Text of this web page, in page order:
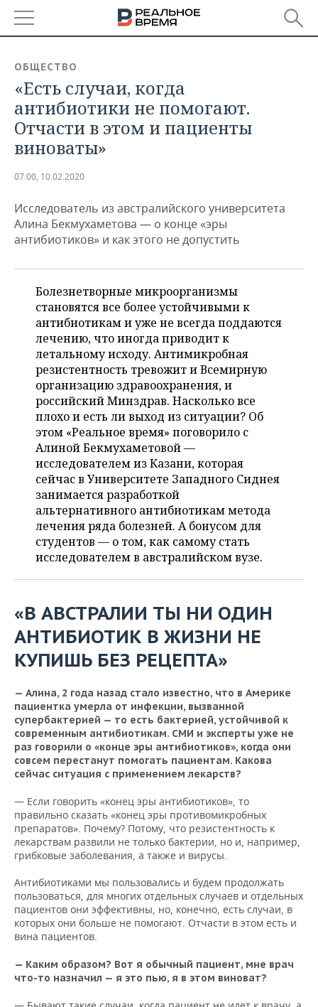
БАШКОРТОСТАН
ТАТАРСТАН
УДМУРТИЯ
НОВОСТИ
АНАЛИТИКА
НОВОСТИ АНАЛИТИКИ
ДЕКЛАРАЦИИ О ДОХОДАХ
КОРОЛИ ГОСЗАКАЗА ПФО
ВУЗЫ ТАТАРСТАНА
ТОРГОВЫЕ ЦЕНТРЫ
ЭКОНОМИКА
НОВОСТИ ЭКОНОМИКИ
ФИНАНСЫ
БАНКИ
ИНВЕСТИЦИИ
ПРОМЫШЛЕННОСТЬ
НОВОСТИ
ПРОМЫШЛЕННОСТИ
МАШИНОСТРОЕНИЕ
НЕФТЕХИМИЯ
НЕФТЬ
ОПК
ЭНЕРГЕТИКА
НЕДВИЖИМОСТЬ
НОВОСТИ НЕДВИЖИМОСТИ
АВТО
НОВОСТИ БИЗНЕСА
РОЗНИЧНАЯ ТОРГОВЛЯ
ТРАНСПОРТ
УСЛУГИ
ТЕХНОЛОГИИ
НОВОСТИ ТЕХНОЛОГИЙ
МЕДИА
ТЕЛЕКОММУНИКАЦИИ
МЕРОПРИЯТИЯ
НОВОСТИ МЕРОПРИЯТИЙ
ВЫЕЗДНАЯ РЕДАКЦИЯ
БИЗНЕС-БРАНЧИ
ONLINE-КОНФЕРЕНЦИИ
ОТКРЫТАЯ ЛЕКЦИЯ
СПОРТ
НОВОСТИ СПОРТА
ФУТБОЛ
ХОККЕЙ
БАСКЕТБОЛ
ВОЛЕЙБОЛ
ФИГУРНОЕ КАТАНИЕ
ВОДНЫЕ ВИДЫ СПОРТА
ОБЩЕСТВО
НОВОСТИ ОБЩЕСТВА
ВЛАСТЬ
ИНФРАСТРУКТУРА
ИСТОРИЯ
МЕДИЦИНА
ОБРАЗОВАНИЕ
ФОТОГАЛЕРЕЯ
СЮЖЕТЫ
СПРАВОЧНИК
СПИСОК ПЕРСОН
ПОЛНАЯ ВЕРСИЯ
ОБЩЕСТВО
«Есть случаи, когда
антибиотики не помогают.
Отчасти в этом и пациенты
виноваты»
07:00, 10.02.2020
Исследователь из австралийского университета
Алина Бекмухаметова — о конце «эры
антибиотиков» и как этого не допустить
Болезнетворные микроорганизмы
становятся все более устойчивыми к
антибиотикам и уже не всегда поддаются
лечению, что иногда приводит к
летальному исходу. Антимикробная
резистентность тревожит и Всемирную
организацию здравоохранения, и
российский Минздрав. Насколько все
плохо и есть ли выход из ситуации? Об
этом «Реальное время» поговорило с
Алиной Бекмухаметовой —
исследователем из Казани, которая
сейчас в Университете Западного Сиднея
занимается разработкой
альтернативного антибиотикам метода
лечения ряда болезней. А бонусом для
студентов — о том, как самому стать
исследователем в австралийском вузе.
«В АВСТРАЛИИ ТЫ НИ ОДИН
АНТИБИОТИК В ЖИЗНИ НЕ
КУПИШЬ БЕЗ РЕЦЕПТА»
— Алина, 2 года назад стало известно, что в Америке
пациентка умерла от инфекции, вызванной
супербактерией — то есть бактерией, устойчивой к
современным антибиотикам. СМИ и эксперты уже не
раз говорили о «конце эры антибиотиков», когда они
совсем перестанут помогать пациентам. Какова
сейчас ситуация с применением лекарств?
— Если говорить «конец эры антибиотиков», то
правильно сказать «конец эры противомикробных
препаратов». Почему? Потому, что резистентность к
лекарствам развили не только бактерии, но и, например,
грибковые заболевания, а также и вирусы.
Антибиотиками мы пользовались и будем продолжать
пользоваться, для многих отдельных случаев и отдельных
пациентов они эффективны, но, конечно, есть случаи, в
которых они больше не помогают. Отчасти в этом есть и
вина пациентов.
— Каким образом? Вот я обычный пациент, мне врач
что-то назначил — я это пью, я в этом виноват?